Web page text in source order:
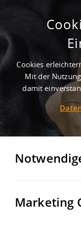
SUCHE
Cookies
Mit der
damit
Marketing